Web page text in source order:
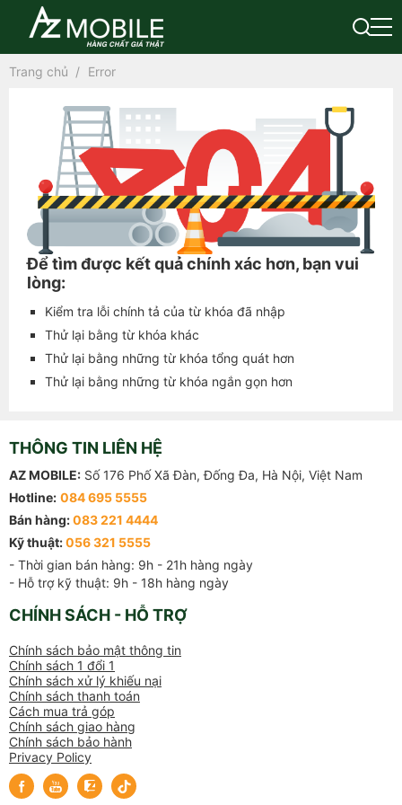
Trang chủ Error
Để tìm được kết quả chính xác hơn, bạn vui
lòng:
Kiểm tra lỗi chính tả của từ khóa đã nhập
Thử lại bằng từ khóa khác
Thử lại bằng những từ khóa tổng quát hơn
Thử lại bằng những từ khóa ngắn gọn hơn
THÔNG TIN LIÊN HỆ
AZ MOBILE: Số 176 Phố Xã Đàn, Đống Đa, Hà Nội, Việt Nam
Hotline: 084 695 5555
Bán hàng:083 221 4444
Kỹ thuật:056 321 5555
- Thời gian bán hàng: 9h - 21h hàng ngày
- Hỗ trợ kỹ thuật: 9h - 18h hàng ngày
CHÍNH SÁCH - HỖ TRỢ
Chính sách bảo mật thông tin
Chính sách 1 đổi 1
Chính sách xử lý khiếu nại
Chính sách thanh toán
Cách mua trả góp
Chính sách giao hàng
Chính sách bảo hành
Privacy Policy